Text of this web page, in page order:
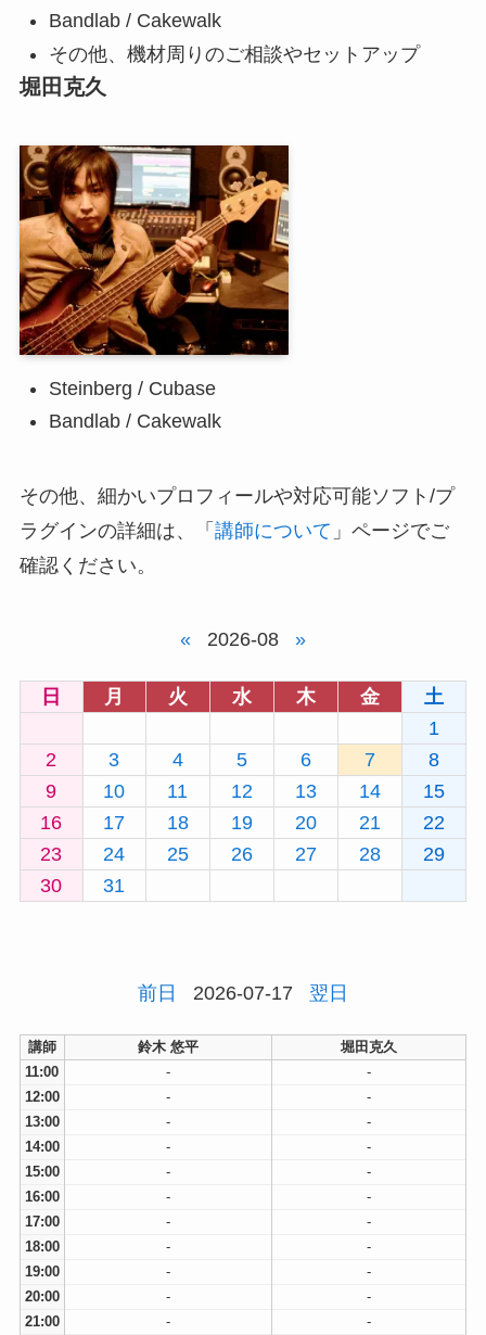
Bandlab / Cakewalk
その他、機材周りのご相談やセットアップ
堀田克久
Steinberg / Cubase
Bandlab / Cakewalk
その他、細かいプロフィールや対応可能ソフト/プ
ラグインの詳細は、「 講師について 」ページでご
確認ください。
« 2026-08 »
日 月 火 水 木 金
土
1
2
3 4 5 6 7
8
9
10 11 12 13 14
15
16
17 18 19 20 21
22
23
24 25 26 27 28
29
30
31
前日 2026-07-17 翌日
講師 鈴木 悠平
堀田克久
11:00
-
-
12:00
-
-
13:00
-
-
14:00
-
-
15:00
-
-
16:00
-
-
17:00
-
-
18:00
-
-
19:00
-
-
20:00
-
-
21:00
-
-